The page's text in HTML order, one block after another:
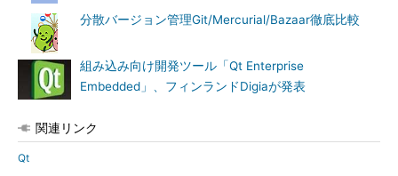
分散バージョン管理Git/Mercurial/Bazaar徹底比較
組み込み向け開発ツール「Qt Enterprise
Embedded」、フィンランドDigiaが発表
関連リンク
Qt